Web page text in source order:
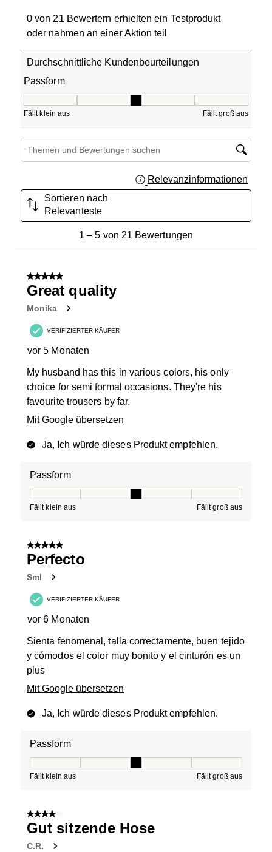
0 von 21 Bewertern erhielten ein Testprodukt
oder nahmen an einer Aktion teil
Durchschnittliche Kundenbeurteilungen
Passform
Fällt klein aus Fällt groß aus
Suchthemen und Bewertungen Suchregion
Relevanzinformationen
Sortieren nach
Relevanteste
von
Bewertungen.
1 – 5 von 21 Bewertungen
5 von 5 Sternen.
Great quality
Monika
VERIFIZIERTER KÄUFER
vor 5 Monaten
My husband has this in various colors, his only
choice for semi formal occasions. They're his
favourite trousers by far.
Mit Google übersetzen
Ja, Ich würde dieses Produkt empfehlen.
Passform
Fällt klein aus Fällt groß aus
5 von 5 Sternen.
Perfecto
Sml
VERIFIZIERTER KÄUFER
vor 6 Monaten
Sienta fenomenal, talla correctamente, buen tejido
y cómodos el color muy bonito y el cinturón es un
plus
Mit Google übersetzen
Ja, Ich würde dieses Produkt empfehlen.
Passform
Fällt klein aus Fällt groß aus
4 von 5 Sternen.
Gut sitzende Hose
C.R.